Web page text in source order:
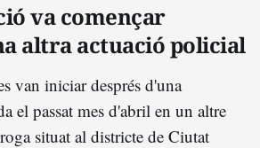
va començar
altra actuació policial
van iniciar després d'una
el passat mes d'abril en un altre
situat al districte de Ciutat